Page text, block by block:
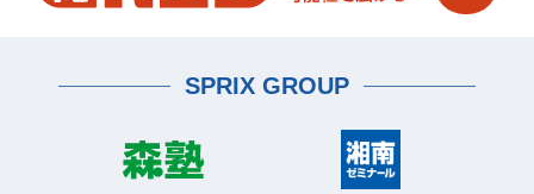
SPRIX GROUP